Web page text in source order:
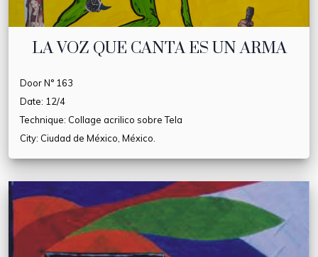
LA VOZ QUE CANTA ES UN ARMA
Door N° 163
Date: 12/4
Technique: Collage acrilico sobre Tela
City: Ciudad de México, México.